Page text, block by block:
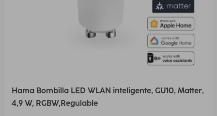
Hama Bombilla LED WLAN inteligente, GU10, Matter,
4,9 W, RGBW,Regulable